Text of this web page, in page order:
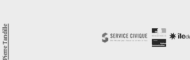
Pierre Tandille